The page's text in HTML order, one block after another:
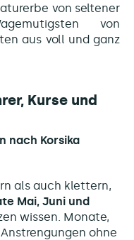
von seltener
von
aus voll und ganz
Kurse und
nach Korsika
als auch klettern,
Mai, Juni und
wissen. Monate,
ohne